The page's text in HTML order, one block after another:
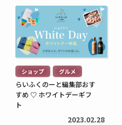
意点をわかりやすく解説
2026.05.12
続
き
を
読
む
> ショップ グルメ
らいふくのーと編集部おす
すめ ♡ ホワイトデーギフ
ト
2023.02.28